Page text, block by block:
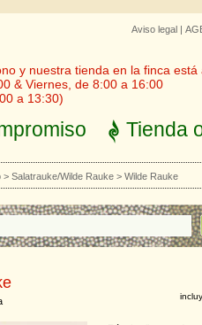
Aviso legal |
y nuestra tienda en la finca está
& Viernes, de 8:00 a 16:00
a 13:30)
Tienda
> Salatrauke/Wilde Rauke > Wilde Rauke